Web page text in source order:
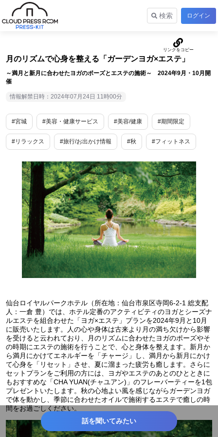
検索 ログイン
月のリズムで心身を整える「ガーデンヨガ×エステ」
～満月と新月に合わせたヨガのポーズとエステの施術～ 2024年9月・10月開
催
情報解禁日時：2024年07月24日 11時00分
#宮城 #美容・健康サービス #美容/健康 #期間限定
#リラックス #旅行/お出かけ情報 #秋 #フィットネス
仙台ロイヤルパークホテル（所在地：仙台市泉区寺岡6-2-1 総支配
人：一倉 豊）では、ホテル定番のアクティビティのヨガとシーズナ
ルエステを組合わせた「ヨガ×エステ」プランを2024年9月と10月
に販売いたします。人の心や身体は古来より月の満ち欠けから影響
を受けると云われており、月のリズムに合わせたヨガのポーズやそ
の時期にエステの施術を行うことで、心と身体を整えます。新月か
ら満月にかけてエネルギーを「チャージ」し、満月から新月にかけ
て心身を「リセット」させ、夏に溜まった疲労も癒します。さらに
セットプランをご利用の方には、ヨガやエステのあとのひとときに
もおすすめな「CHA YUAN(チャユアン)」のフレーバーティーを1包
プレゼントいたします。秋の心地よい風を感じながらガーデンヨガ
で体を動かし、季節に合わせたオイルで施術するエステで癒しの時
間をお過ごしください。
話を聞いてみたい